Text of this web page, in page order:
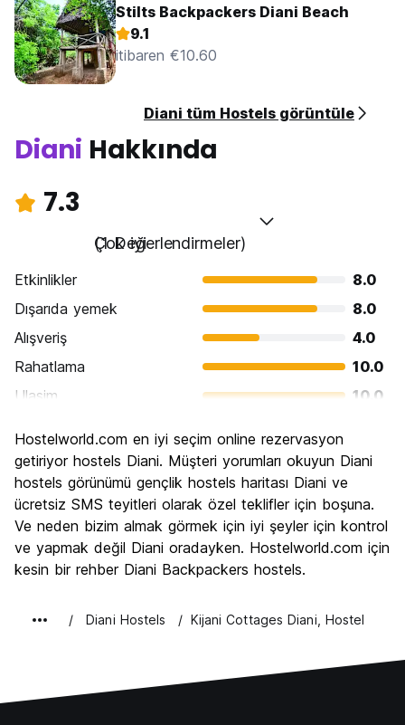
Stilts Backpackers Diani Beach
9.1
itibaren €10.60
Diani tüm Hostels görüntüle
Diani Hakkında
7.3
Çok iyi
(1 Değerlendirmeler)
Etkinlikler
8.0
Dışarıda yemek
8.0
Alışveriş
4.0
Rahatlama
10.0
Ulasim
10.0
Kültür
6.0
Gece hayatı
Ekonomik
10.0
Hostelworld.com en iyi seçim online rezervasyon
getiriyor hostels Diani. Müşteri yorumları okuyun Diani
hostels görünümü gençlik hostels haritası Diani ve
ücretsiz SMS teyitleri olarak özel teklifler için boşuna.
Ve neden bizim almak görmek için iyi şeyler için kontrol
ve yapmak değil Diani oradayken. Hostelworld.com için
kesin bir rehber Diani Backpackers hostels.
Diani Hostels Kijani Cottages Diani, Hostel